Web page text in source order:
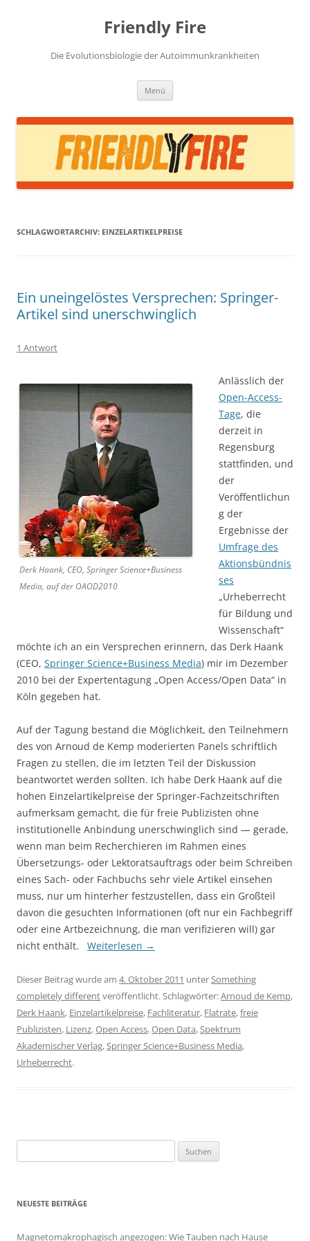
Friendly Fire
Die Evolutionsbiologie der Autoimmunkrankheiten
Menü
SCHLAGWORTARCHIV: EINZELARTIKELPREISE
Ein uneingelöstes Versprechen: Springer-
Artikel sind unerschwinglich
1 Antwort
Derk Haank, CEO, Springer Science+Business
Media, auf der OAOD2010
Anlässlich der
Open-Access-
Tage, die
derzeit in
Regensburg
stattfinden, und
der
Veröffentlichun
g der
Ergebnisse der
Umfrage des
Aktionsbündnis
ses
„Urheberrecht
für Bildung und
Wissenschaft“
möchte ich an ein Versprechen erinnern, das Derk Haank
(CEO, Springer Science+Business Media) mir im Dezember
2010 bei der Expertentagung „Open Access/Open Data“ in
Köln gegeben hat.
Auf der Tagung bestand die Möglichkeit, den Teilnehmern
des von Arnoud de Kemp moderierten Panels schriftlich
Fragen zu stellen, die im letzten Teil der Diskussion
beantwortet werden sollten. Ich habe Derk Haank auf die
hohen Einzelartikelpreise der Springer-Fachzeitschriften
aufmerksam gemacht, die für freie Publizisten ohne
institutionelle Anbindung unerschwinglich sind — gerade,
wenn man beim Recherchieren im Rahmen eines
Übersetzungs- oder Lektoratsauftrags oder beim Schreiben
eines Sach- oder Fachbuchs sehr viele Artikel einsehen
muss, nur um hinterher festzustellen, dass ein Großteil
davon die gesuchten Informationen (oft nur ein Fachbegriff
oder eine Artbezeichnung, die man verifizieren will) gar
nicht enthält. Weiterlesen →
Dieser Beitrag wurde am 4. Oktober 2011 unterSomething
completely differentveröffentlicht. Schlagwörter:Arnoud de Kemp,
Derk Haank, Einzelartikelpreise, Fachliteratur, Flatrate,freie
Publizisten, Lizenz,Open Access,Open Data,Spektrum
Akademischer Verlag,Springer Science+Business Media,
Urheberrecht.
nach:
NEUESTE BEITRÄGE
Magnetomakrophagisch angezogen: Wie Tauben nach Hause